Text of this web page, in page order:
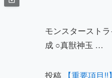
モンスタースト
成 ○真獣神玉 …
投稿 【重要項目